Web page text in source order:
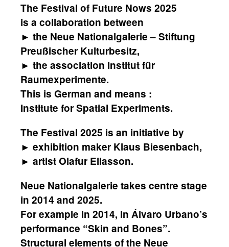
The Festival of Future Nows 2025
is a collaboration between
► the Neue Nationalgalerie – Stiftung
Preußischer Kulturbesitz,
► the association Institut für
Raumexperimente.
This is German and means :
Institute for Spatial Experiments.
The Festival 2025 is an initiative by
► exhibition maker Klaus Biesenbach,
► artist Olafur Eliasson.
Neue Nationalgalerie takes centre stage
in 2014 and 2025.
For example in 2014, in Álvaro Urbano’s
performance “Skin and Bones”.
Structural elements of the Neue